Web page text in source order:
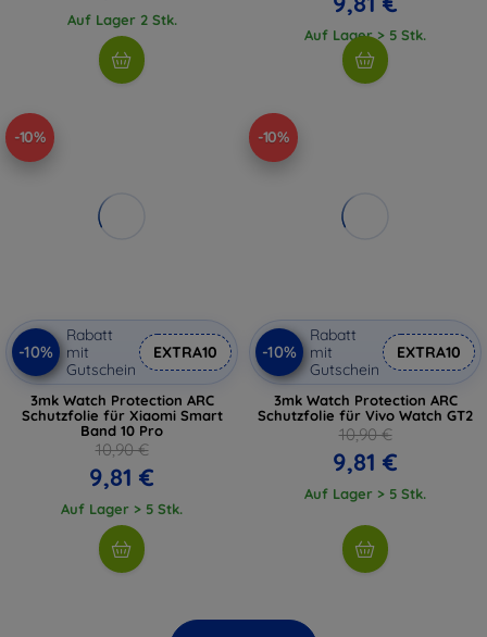
Auf Lager 2 Stk.
Auf Lager > 5 Stk.
-10%
-10%
Rabatt
mit
Gutschein
EXTRA10
3mk Watch Protection ARC
Schutzfolie für Xiaomi Smart
Band 10 Pro
10,90 €
9,81 €
Auf Lager > 5 Stk.
-10%
-10%
Rabatt
mit
Gutschein
EXTRA10
3mk Watch Protection ARC
Schutzfolie für Vivo Watch GT2
10,90 €
9,81 €
Auf Lager > 5 Stk.